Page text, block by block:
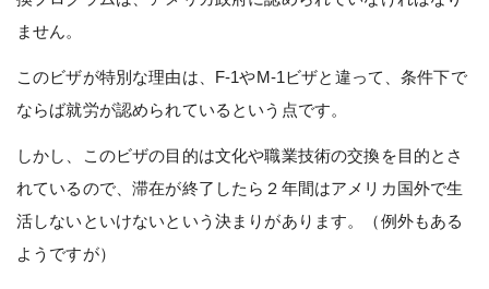
ません。
このビザが特別な理由は、F-1やM-1ビザと違って、条件下で
ならば就労が認められているという点です。
しかし、このビザの目的は文化や職業技術の交換を目的とさ
れているので、滞在が終了したら２年間はアメリカ国外で生
活しないといけないという決まりがあります。（例外もある
ようですが）